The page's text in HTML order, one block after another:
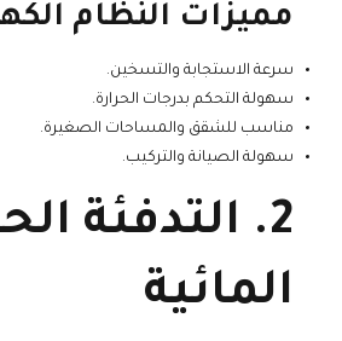
مميزات النظام
سرعة الاستجابة والتسخين.
سهولة التحكم بدرجات الحرارة.
مناسب للشقق والمساحات الصغيرة.
سهولة الصيانة والتركيب.
2. التدفئة
المائية